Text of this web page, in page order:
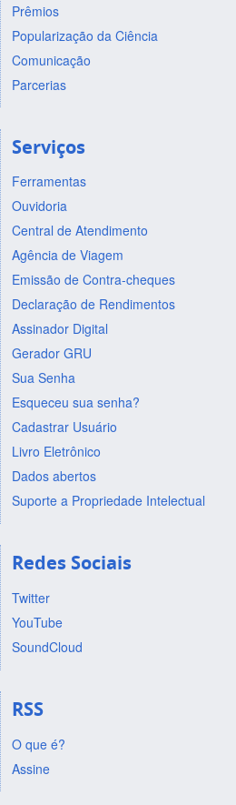
Prêmios
Popularização da Ciência
Comunicação
Parcerias
Serviços
Ferramentas
Ouvidoria
Central de Atendimento
Agência de Viagem
Emissão de Contra-cheques
Declaração de Rendimentos
Assinador Digital
Gerador GRU
Sua Senha
Esqueceu sua senha?
Cadastrar Usuário
Livro Eletrônico
Dados abertos
Suporte a Propriedade Intelectual
Redes Sociais
Twitter
YouTube
SoundCloud
RSS
O que é?
Assine